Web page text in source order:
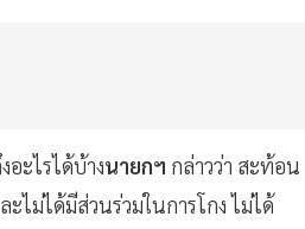
ะไรได้บ้างนายกฯ กล่าวว่า สะท้อน
ไม่ได้มีส่วนร่วมในการโกง ไม่ได้